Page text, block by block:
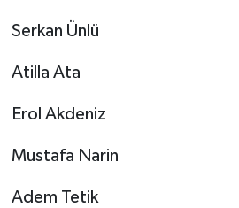
Serkan Ünlü
Atilla Ata
Erol Akdeniz
Mustafa Narin
Adem Tetik